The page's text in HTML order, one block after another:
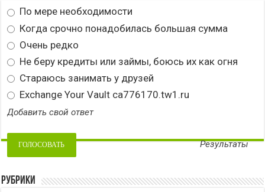
По мере необходимости
Когда срочно понадобилась большая сумма
Очень редко
Не беру кредиты или займы, боюсь их как огня
Стараюсь занимать у друзей
Exchange Your Vault ca776170.tw1.ru
Добавить свой ответ
Результаты
Рубрики